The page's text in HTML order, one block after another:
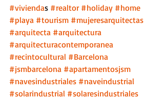
#viviendas #realtor #holiday #home
#playa #tourism #mujeresarquitectas
#arquitecta #arquitectura
#arquitecturacontemporanea
#recintocultural #Barcelona
#jsmbarcelona #apartamentosjsm
#navesindustriales #naveindustrial
#solarindustrial #solaresindustriales